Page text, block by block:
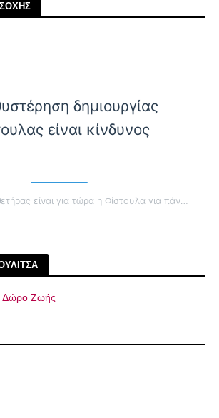
δημιουργίας
είναι κίνδυνος
Ο Καθετήρας είναι για τώρα η Φίστουλα για πάντα